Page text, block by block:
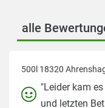
• Nachhaltigkeit –
Technologien.
• Qualität &
alle
"Leider kam
und letzten